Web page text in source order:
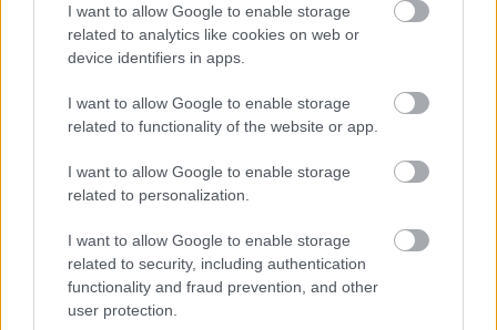
I want to allow Google to enable storage
related to analytics like cookies on web or
device identifiers in apps.
I want to allow Google to enable storage
related to functionality of the website or app.
I want to allow Google to enable storage
related to personalization.
I want to allow Google to enable storage
related to security, including authentication
functionality and fraud prevention, and other
user protection.
Lengyelországban és Litvániában is fellép,
majd Magyarország után Olaszországban,
Spanyolországban és Portugáliában
koncertezik.